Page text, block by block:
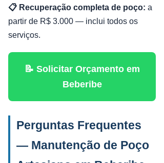
📋 Recuperação completa de poço: a
partir de R$ 3.000 — inclui todos os
serviços.
📝 Solicitar Orçamento em
Beberibe
Perguntas Frequentes
— Manutenção de Poço